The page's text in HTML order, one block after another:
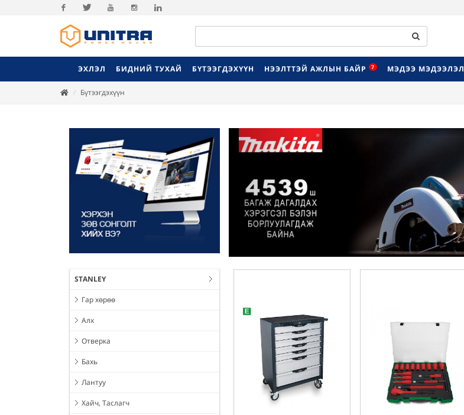
Facebook
ЭХЛЭЛ БИДНИЙ ТУХАЙ БҮТЭЭГДЭХҮҮН НЭЭЛТТЭЙ АЖЛЫН БАЙР 7 МЭДЭЭ МЭДЭЭЛЭЛ
Бүтээгдэхүүн
STANLEY
Гар хөрөө
Алх
Отверка
Бахь
Лантуу
Хайч, Таслагч
Previous